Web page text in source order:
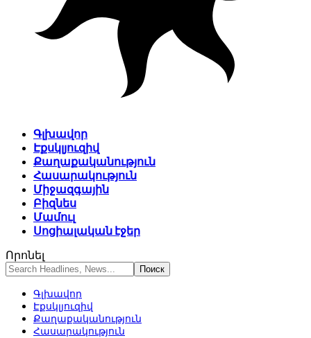
Գլխավոր
Էքսկլյուզիվ
Քաղաքականություն
Հասարակություն
Միջազգային
Բիզնես
Մամուլ
Սոցիալական էջեր
Որոնել
Գլխավոր
Էքսկլյուզիվ
Քաղաքականություն
Հասարակություն